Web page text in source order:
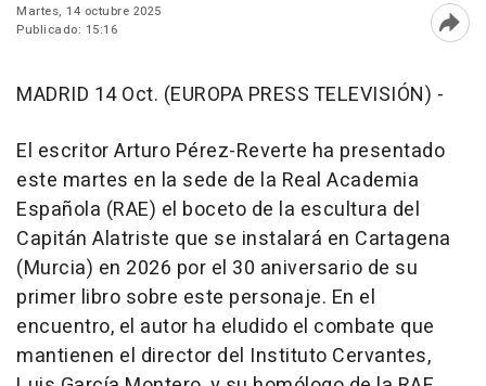
Martes, 14 octubre 2025
Publicado: 15:16
MADRID 14 Oct. (EUROPA PRESS TELEVISIÓN) -
El escritor Arturo Pérez-Reverte ha presentado
este martes en la sede de la Real Academia
Española (RAE) el boceto de la escultura del
Capitán Alatriste que se instalará en Cartagena
(Murcia) en 2026 por el 30 aniversario de su
primer libro sobre este personaje. En el
encuentro, el autor ha eludido el combate que
mantienen el director del Instituto Cervantes,